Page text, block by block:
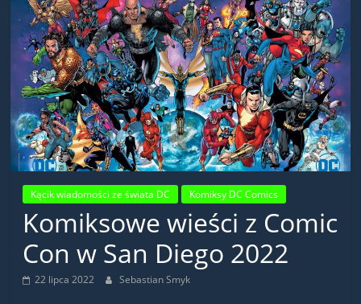
Kącik wiadomości ze świata DC Komiksy DC Comics
Komiksowe wieści z Comic
Con w San Diego 2022
22 lipca 2022 Sebastian Smyk